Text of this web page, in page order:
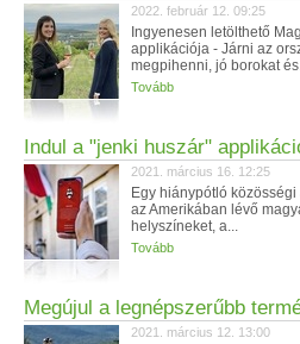
2022. február 12. 09:25
Ingyenesen letölthető
applikációja - Járni az
megpihenni, jó borokat
Tovább
Indul a "jenki huszár"
2021. március 16. 12:25
Egy hiánypótló
az Amerikában lévő
helyszíneket, a...
Tovább
Megújul a legnépszerűbb
2021. március 12. 13:00